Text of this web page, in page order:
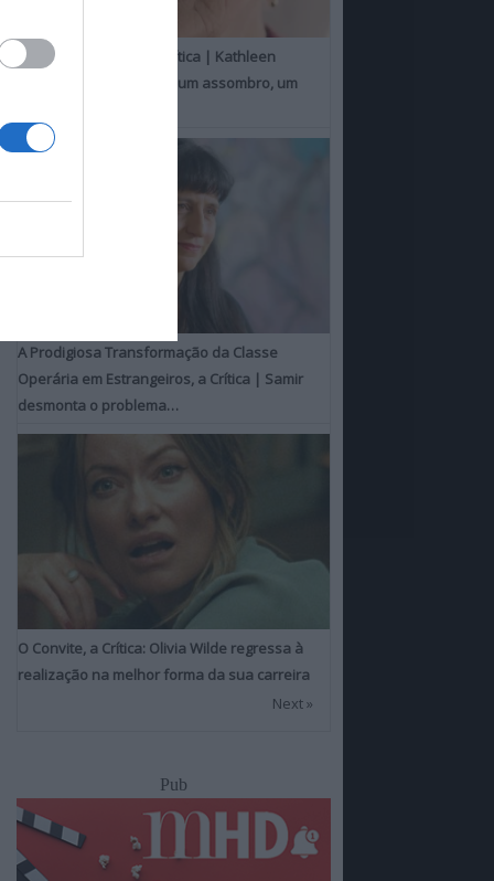
Um Toque Familiar, a Crítica | Kathleen
Chalfant é um espanto, um assombro, um
A Prodigiosa Transformação da Classe
Operária em Estrangeiros, a Crítica | Samir
desmonta o problema…
O Convite, a Crítica: Olivia Wilde regressa à
realização na melhor forma da sua carreira
Next »
Pub